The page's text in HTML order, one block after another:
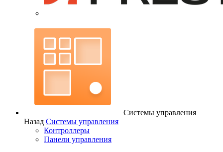
Системы управления
Назад Системы управления
Контроллеры
Панели управления